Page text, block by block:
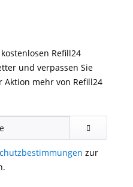
Refill24
und verpassen Sie
Aktion mehr von Refill24
zur